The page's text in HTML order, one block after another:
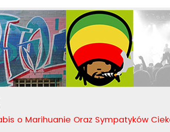
o Marihuanie Oraz Sympatyków